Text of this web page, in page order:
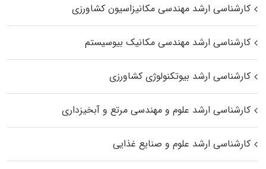
کارشناسی ارشد مهندسی مکانیزاسیون کشاورزی
کارشناسی ارشد مهندسی مکانیک بیوسیستم
کارشناسی ارشد بیوتکنولوژی کشاورزی
کارشناسی ارشد علوم و مهندسی مرتع و آبخیزداری
کارشناسی ارشد علوم و صنایع غذایی